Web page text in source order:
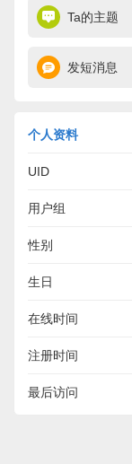
Ta的主题
发短消息
个人资料
UID
用户组
性别
生日
在线时间
注册时间
最后访问